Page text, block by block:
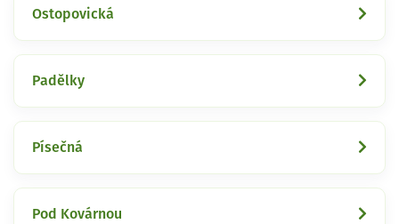
Ostopovická
Padělky
Písečná
Pod Kovárnou